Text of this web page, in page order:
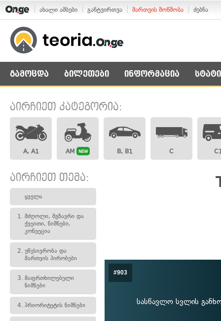
ახალი ამბები განტვირთვა მართვის მოწმობა ძებნა
გამოცდა ბილეთები ინფორმაცია
აირჩიეთ კატეგორია:
A, A1 AM NEW B, B1 C
აირჩიეთ თემა:
ყველა
1. მძღოლი, მგზავრი და
ქვეითი, ნიშნები,
კონვეცია
2. უწესივრობა და
მართვის პირობები
3. მაფრთხილებელი
ნიშნები
4. პრიორიტეტის ნიშნები
#903
სასწავლო სვლის